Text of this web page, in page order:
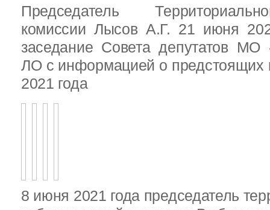
Председатель
комиссии Лысов А.Г. 21 июня
заседание Совета депутатов МО
ЛО с информацией о предстоящих
2021 года
8 июня 2021 года председатель